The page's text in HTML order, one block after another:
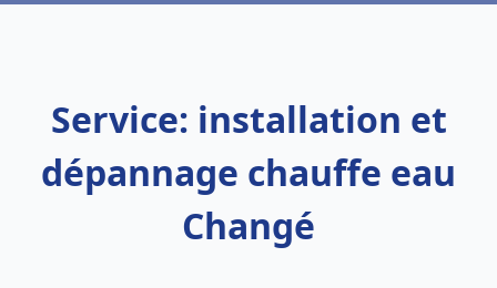
Service: installation et
dépannage chauffe eau
Changé